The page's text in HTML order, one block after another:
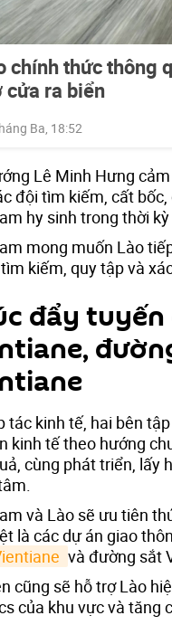
chính thức thông
cửa ra biển
Ba, 18:52
Lê Minh Hưng
đội tìm kiếm, cất
hy sinh trong thời
mong muốn Lào
kiếm, quy tập và
đẩy tuyến
tác kinh tế, hai bên
kinh tế theo hướng
cùng phát triển, lấy
và Lào sẽ ưu tiên
là các dự án giao
và đường sắt
cũng sẽ hỗ trợ Lào
của khu vực và tăng